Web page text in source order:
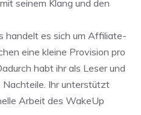
seinem Klang und den
handelt es sich um Affiliate-
eine kleine Provision pro
habt ihr als Leser und
Ihr unterstützt
Arbeit des WakeUp